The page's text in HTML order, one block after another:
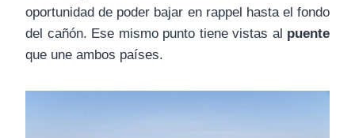
oportunidad de poder bajar en rappel hasta el fondo
del cañón. Ese mismo punto tiene vistas al puente
que une ambos países.